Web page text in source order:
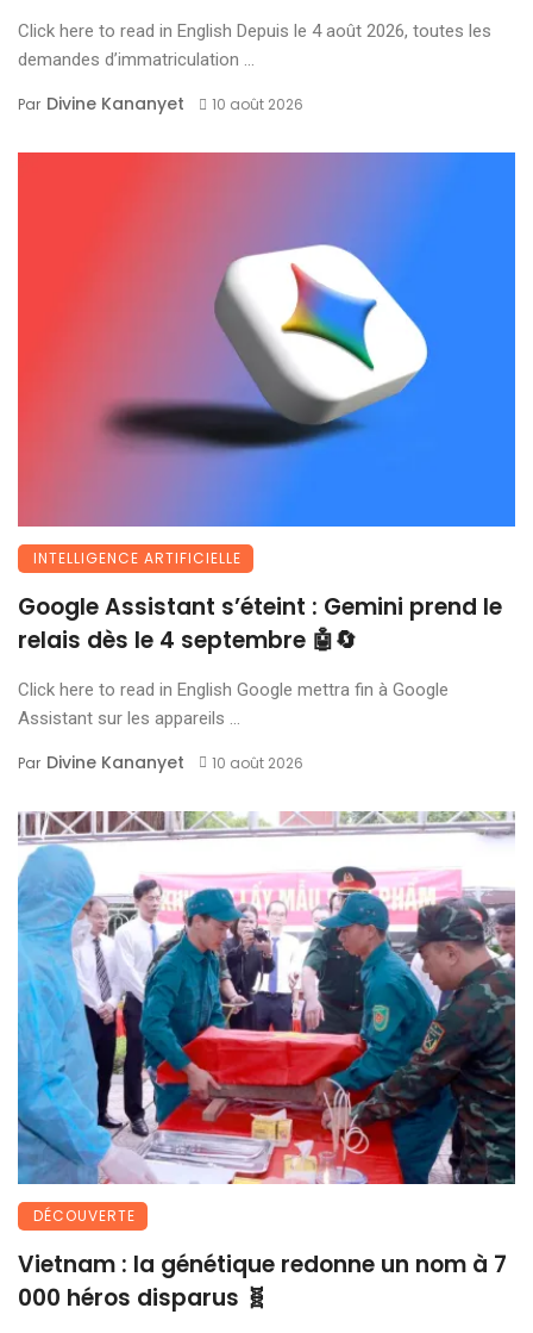
Click here to read in English Depuis le 4 août 2026, toutes les
demandes d’immatriculation ...
Par Divine Kananyet 10 août 2026
INTELLIGENCE ARTIFICIELLE
Google Assistant s’éteint : Gemini prend le
relais dès le 4 septembre 🤖🔄
Click here to read in English Google mettra fin à Google
Assistant sur les appareils ...
Par Divine Kananyet 10 août 2026
DÉCOUVERTE
Vietnam : la génétique redonne un nom à 7
000 héros disparus 🧬